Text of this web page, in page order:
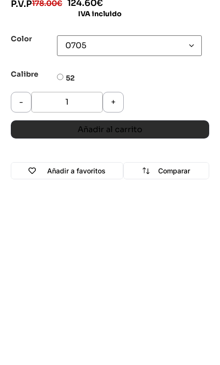
P.V.P178.00€ 124.60€
IVA incluido
Color
Calibre 52
- +
Añadir al carrito
Añadir a favoritos Comparar